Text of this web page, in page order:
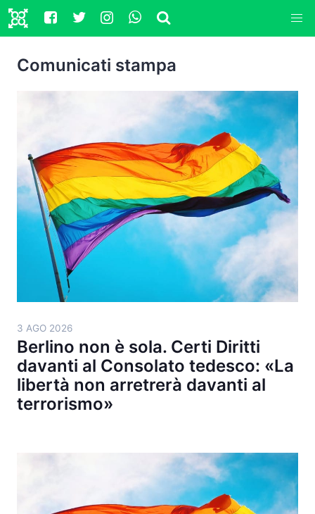
Comunicati stampa
3 AGO 2026
Berlino non è sola. Certi Diritti
davanti al Consolato tedesco: «La
libertà non arretrerà davanti al
terrorismo»